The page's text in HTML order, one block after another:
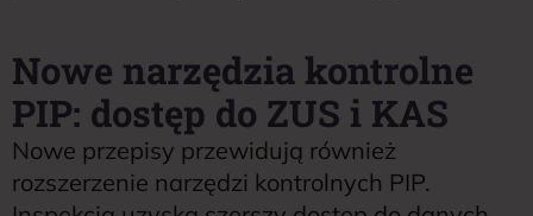
Nowe narzędzia kontrolne
PIP: dostęp do ZUS i KAS
Nowe przepisy przewidują również
rozszerzenie narzędzi kontrolnych PIP.